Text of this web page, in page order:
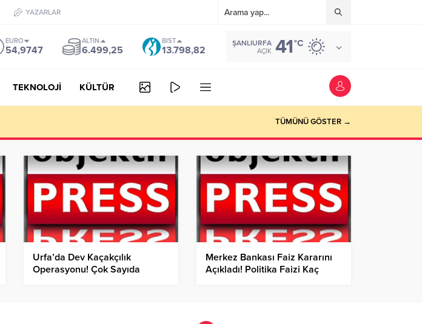
YAZARLAR
EURO
54,9747
ALTIN
6.499,25
BIST
13.798,82
ŞANLIURFA
AÇIK 41°C
TEKNOLOJİ KÜLTÜR
TÜMÜNÜ GÖSTER →
Urfa’da Dev Kaçakçılık
Operasyonu! Çok Sayıda
Merkez Bankası Faiz Kararını
Açıkladı! Politika Faizi Kaç